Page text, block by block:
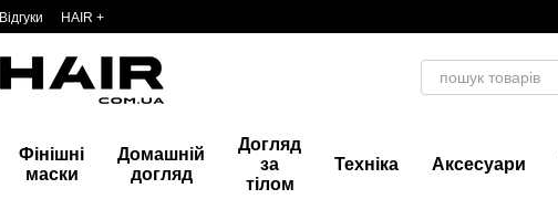
Відгуки HAIR +
Фінішні
маски
Домашній
догляд
Догляд
за
тілом
Техніка Аксесуари